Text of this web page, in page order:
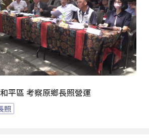
平區 考察原鄉長照營運
照